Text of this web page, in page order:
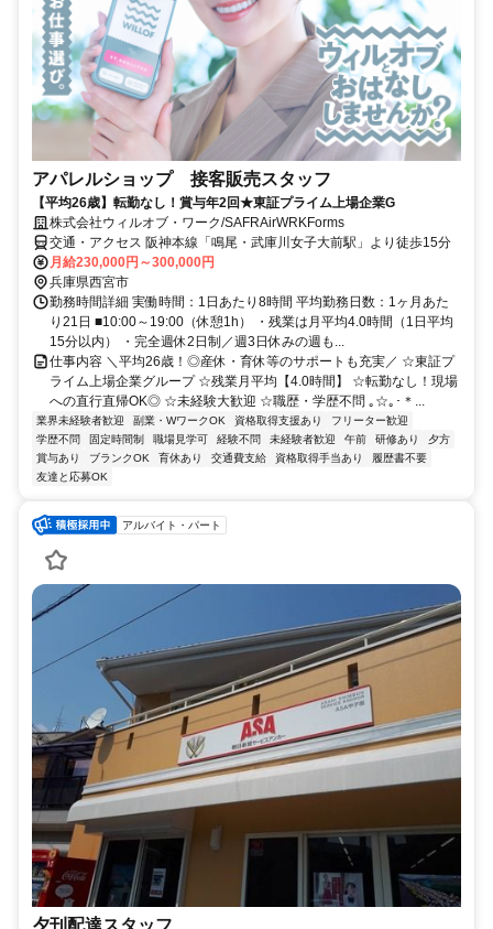
アパレルショップ 接客販売スタッフ
【平均26歳】転勤なし！賞与年2回★東証プライム上場企業G
株式会社ウィルオブ・ワーク/SAFRAirWRKForms
交通・アクセス 阪神本線「鳴尾・武庫川女子大前駅」より徒歩15分
月給230,000円～300,000円
兵庫県西宮市
勤務時間詳細 実働時間：1日あたり8時間 平均勤務日数：1ヶ月あた
り21日 ■10:00～19:00（休憩1h） ・残業は月平均4.0時間（1日平均
15分以内） ・完全週休2日制／週3日休みの週も...
仕事内容 ＼平均26歳！◎産休・育休等のサポートも充実／ ☆東証プ
ライム上場企業グループ ☆残業月平均【4.0時間】 ☆転勤なし！現場
への直行直帰OK◎ ☆未経験大歓迎 ☆職歴・学歴不問 ｡☆｡･＊...
業界未経験者歓迎 副業・WワークOK 資格取得支援あり
フリーター歓迎
学歴不問
固定時間制 職場見学可 経験不問 未経験者歓迎 午前 研修あり
夕方
賞与あり
ブランクOK 育休あり 交通費支給 資格取得手当あり
履歴書不要
友達と応募OK
アルバイト・パート
夕刊配達スタッフ